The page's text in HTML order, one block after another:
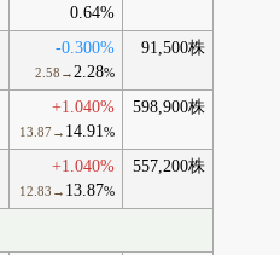
0.64%
-0.300%
2.58→2.28%
91,500株
+1.040%
13.87→ 14.91%
598,900株
+1.040%
12.83→ 13.87%
557,200株